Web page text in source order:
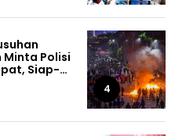
Minta Polisi
Siap-
4